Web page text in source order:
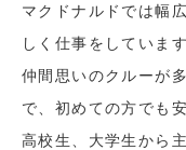
マクドナルドでは幅
しく仕事をしています
仲間思いのクルーが
で、初めての方でも
高校生、大学生から